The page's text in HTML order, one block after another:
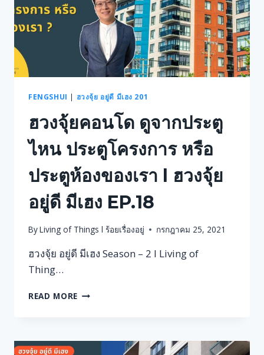
FENGSHUI | ฮวงจุ้ย อยู่ดี มีเฮง 201
ฮวงจุ้ยคอนโด ดูจากประตู
ไหน ประตูโครงการ หรือ
ประตูห้องของเรา l ฮวงจุ้ย
อยู่ดี มีเฮง EP.18
ByLiving of Things l ร้อยเรื่องอยู่ กรกฎาคม 25, 2021
ฮวงจุ้ย อยู่ดี มีเฮง Season – 2 l Living of
Thing…
READ MORE ฮ
โด